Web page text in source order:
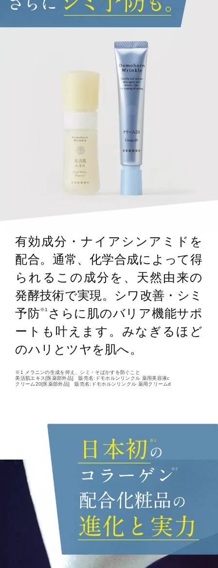
有効成分・ナイアシンアミドを
配合。通常、化学合成によって得
られるこの成分を、天然由来の
発酵技術で実現。シワ改善・シミ
予防※1 さらに肌のバリア機能サポ
ートも叶えます。みなぎるほど
のハリとツヤを肌へ。
※1 メラニンの生成を抑え、シミ・そばかすを防ぐこと
美活肌エキス[医薬部外品] 販売名:ドモホルンリンクル 薬用美容液c
クリーム20[医薬部外品] 販売名:ドモホルンリンクル 薬用クリームd